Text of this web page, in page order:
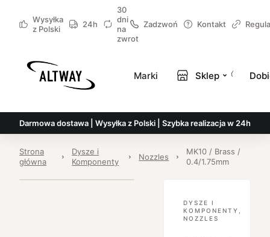
Wysyłka
z Polski
24h
30
dni
na
zwrot
Zadzwoń Kontakt
Marki Sklep
Darmowa dostawa | Wysyłka z Polski | Szybka realizacja w 24h
Strona
główna
Dysze i
Komponenty
Nozzles
MK10 / Brass /
0.4/1.75mm
DYSZE I
KOMPONENTY
NOZZLES